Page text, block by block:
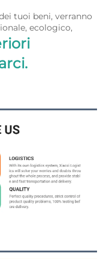
tuoi beni, verranno
ecologico,